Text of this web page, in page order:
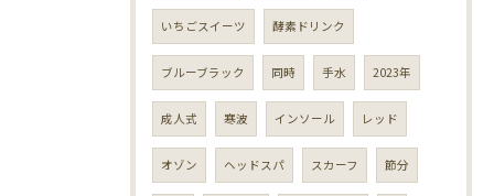
いちごスイーツ 酵素ドリンク
ブルーブラック 同時 手水 2023年
成人式 寒波 インソール レッド
オゾン ヘッドスパ スカーフ 節分